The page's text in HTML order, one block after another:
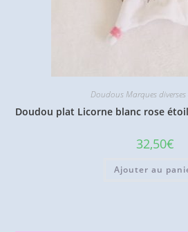
Doudous Marques
Doudou plat Licorne blanc rose
32,50€
Ajouter au